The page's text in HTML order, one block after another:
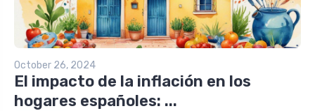
October 26, 2024
El impacto de la inflación en los
hogares españoles: ...